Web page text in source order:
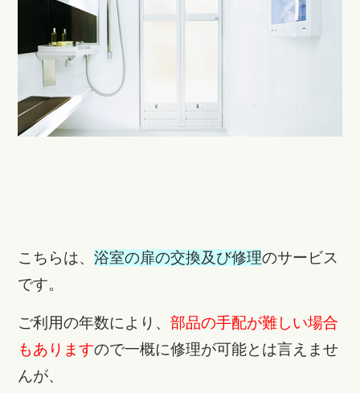
こちらは、浴室の扉の交換及び修理のサービス
です。
ご利用の年数により、部品の手配が難しい場合
もありますので一概に修理が可能とは言えませ
んが、